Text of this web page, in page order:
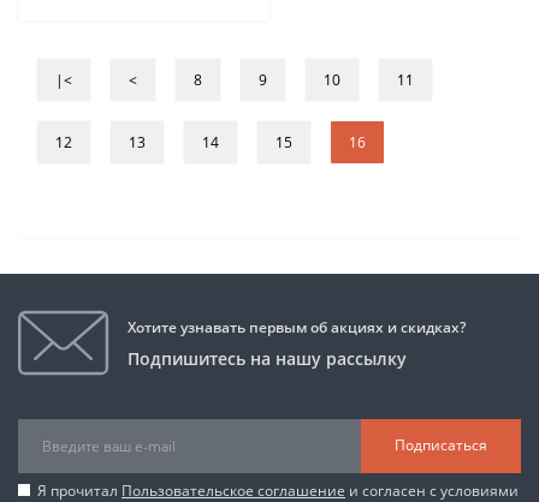
|< < 8 9 10 11
12 13 14 15 16
Хотите узнавать первым об акциях и скидках?
Подпишитесь на нашу рассылку
Подписаться
Я прочитал Пользовательское соглашение и согласен с условиями